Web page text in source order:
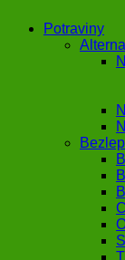
Potraviny